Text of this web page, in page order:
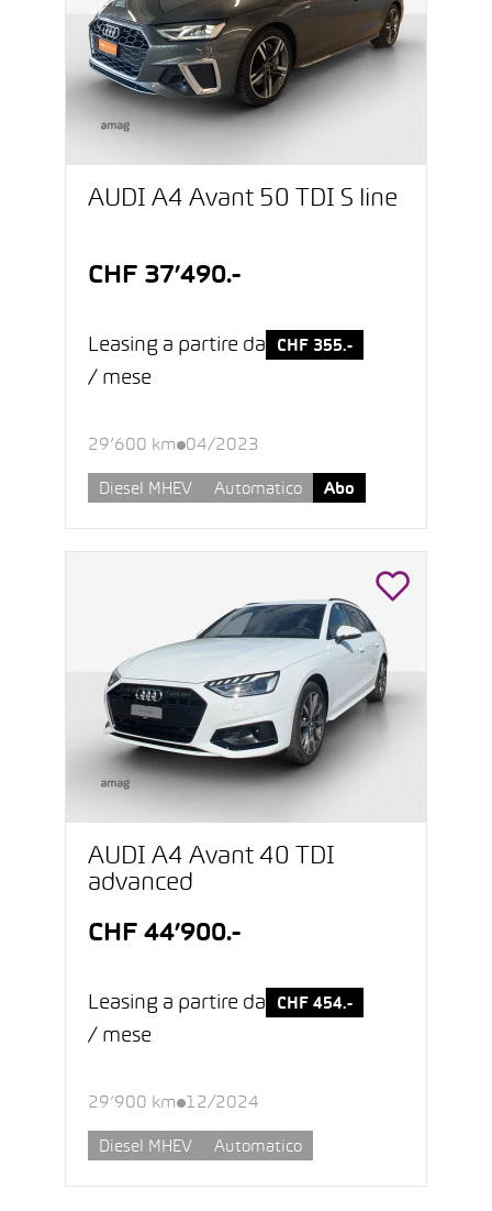
AUDI A4 Avant 50 TDI S line
CHF 37’490.-
Leasing a partire da CHF 355.-
/ mese
29’600 km 04/2023
Diesel MHEV Automatico Abo
AUDI A4 Avant 40 TDI
advanced
CHF 44’900.-
Leasing a partire da CHF 454.-
/ mese
29’900 km 12/2024
Diesel MHEV Automatico